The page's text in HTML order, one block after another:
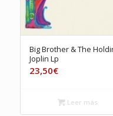
Big Brother & The
Joplin Lp
23,50€
Leer más